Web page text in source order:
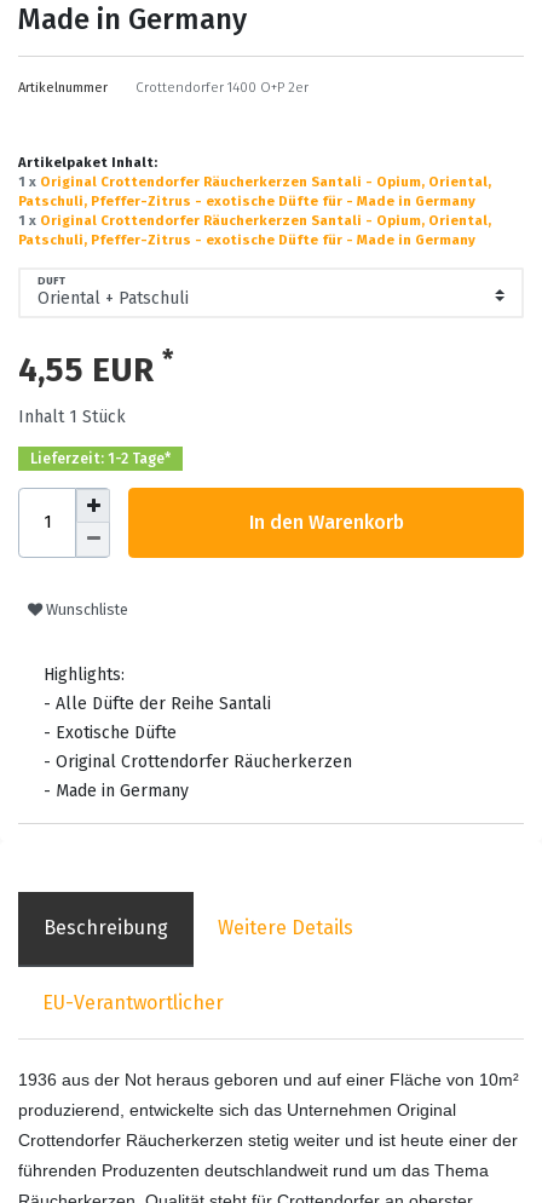
Made in Germany
Artikelnummer Crottendorfer 1400 O+P 2er
Artikelpaket Inhalt:
1 x Original Crottendorfer Räucherkerzen Santali - Opium, Oriental,
Patschuli, Pfeffer-Zitrus - exotische Düfte für - Made in Germany
1 x Original Crottendorfer Räucherkerzen Santali - Opium, Oriental,
Patschuli, Pfeffer-Zitrus - exotische Düfte für - Made in Germany
DUFT
4,55 EUR *
Inhalt 1 Stück
Lieferzeit: 1-2 Tage*
In den Warenkorb
Wunschliste
Highlights:
- Alle Düfte der Reihe Santali
- Exotische Düfte
- Original Crottendorfer Räucherkerzen
- Made in Germany
Beschreibung Weitere Details
EU-Verantwortlicher
1936 aus der Not heraus geboren und auf einer Fläche von 10m²
produzierend, entwickelte sich das Unternehmen Original
Crottendorfer Räucherkerzen stetig weiter und ist heute einer der
führenden Produzenten deutschlandweit rund um das Thema